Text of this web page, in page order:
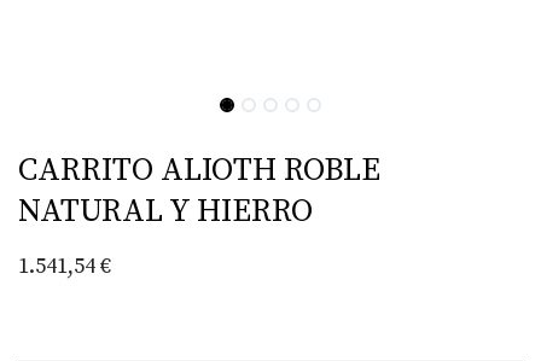
CARRITO ALIOTH ROBLE
NATURAL Y HIERRO
1.541,54€